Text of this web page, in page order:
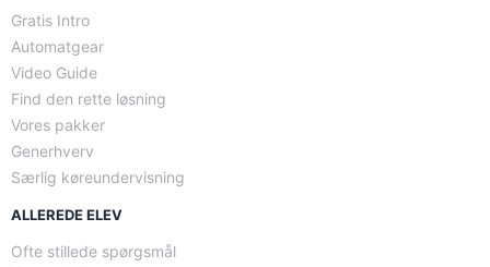
Gratis Intro
Automatgear
Video Guide
Find den rette løsning
Vores pakker
Generhverv
Særlig køreundervisning
ALLEREDE ELEV
Ofte stillede spørgsmål